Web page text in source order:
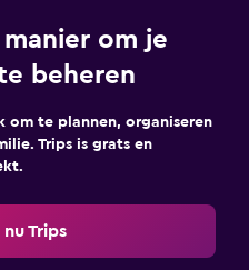
om je
beheren
om te plannen, organiseren
Trips is grats en
Trips